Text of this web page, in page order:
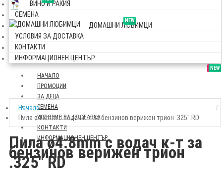
ВИНО И РАКИЯ
СЕМЕНА
NEW
ДОМАШНИ ЛЮБИМЦИ
УСЛОВИЯ ЗА ДОСТАВКА
КОНТАКТИ
ИНФОРМАЦИОНЕН ЦЕНТЪР
НАЧАЛО
SALE
ПРОМОЦИИ
NEW
ЗА ДЕЦА
СЕМЕНА
УСЛОВИЯ ЗА ДОСТАВКА
КОНТАКТИ
ИНФОРМАЦИОНЕН ЦЕНТЪР
Начало
Пила ø4.8mm с водач к-т за бензинов верижен трион .325" RD
Пила ø4.8mm с водач к-т за
бензинов верижен трион
.325" RD